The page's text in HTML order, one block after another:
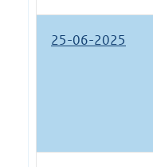
25-06-2025